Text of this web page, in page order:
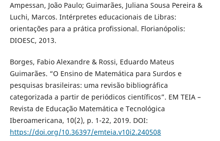
Ampessan, João Paulo; Guimarães, Juliana Sousa Pereira &
Luchi, Marcos. Intérpretes educacionais de Libras:
orientações para a prática profissional. Florianópolis:
DIOESC, 2013.
Borges, Fabio Alexandre & Rossi, Eduardo Mateus
Guimarães. “O Ensino de Matemática para Surdos e
pesquisas brasileiras: uma revisão bibliográfica
categorizada a partir de periódicos científicos”. EM TEIA –
Revista de Educação Matemática e Tecnológica
Iberoamericana, 10(2), p. 1-22, 2019. DOI:
https://doi.org/10.36397/emteia.v10i2.240508